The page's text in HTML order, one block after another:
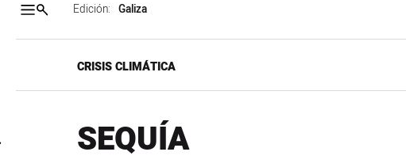
Edición:
CRISIS CLIMÁTICA
SEQUÍA